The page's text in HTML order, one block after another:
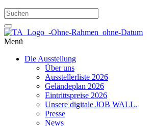
Menü
Die Ausstellung
Über uns
Ausstellerliste 2026
Geländeplan 2026
Eintrittspreise 2026
Unsere digitale JOB WALL.
Presse
News